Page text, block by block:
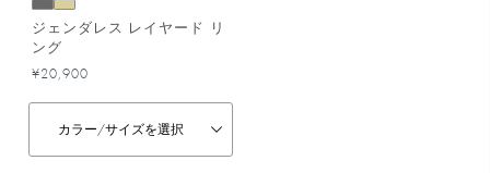
ジェンダレス レイヤード リ
ング
¥20,900
カラー/サイズを選択